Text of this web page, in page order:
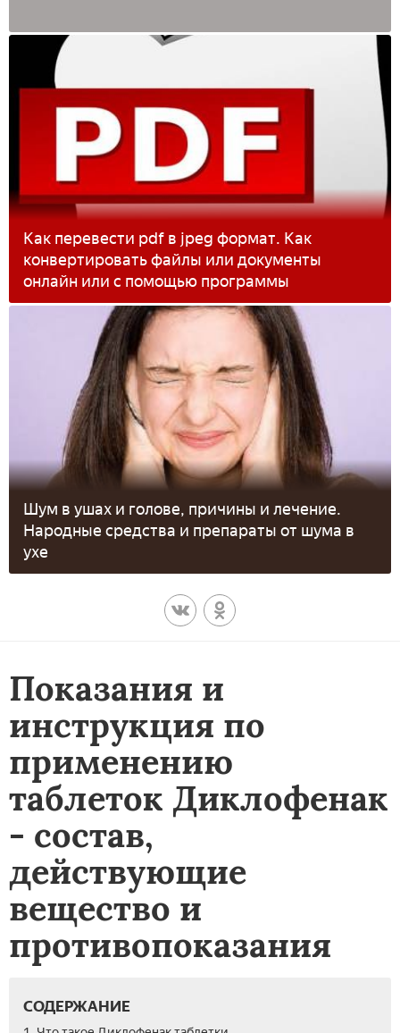
Как перевести pdf в jpeg формат. Как
конвертировать файлы или документы
онлайн или с помощью программы
Шум в ушах и голове, причины и лечение.
Народные средства и препараты от шума в
ухе
Показания и
инструкция по
применению
таблеток Диклофенак
- состав,
действующие
вещество и
противопоказания
СОДЕРЖАНИЕ